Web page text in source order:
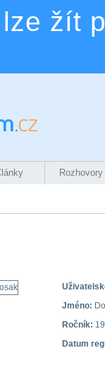
žít
Rozhovory
Jméno:
Ročník:
Datum